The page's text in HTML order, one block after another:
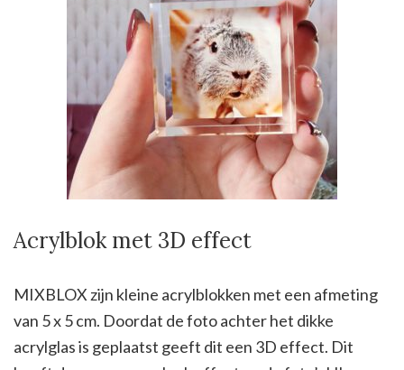
Acrylblok met 3D effect
MIXBLOX zijn kleine acrylblokken met een afmeting
van 5 x 5 cm. Doordat de foto achter het dikke
acrylglas is geplaatst geeft dit een 3D effect. Dit